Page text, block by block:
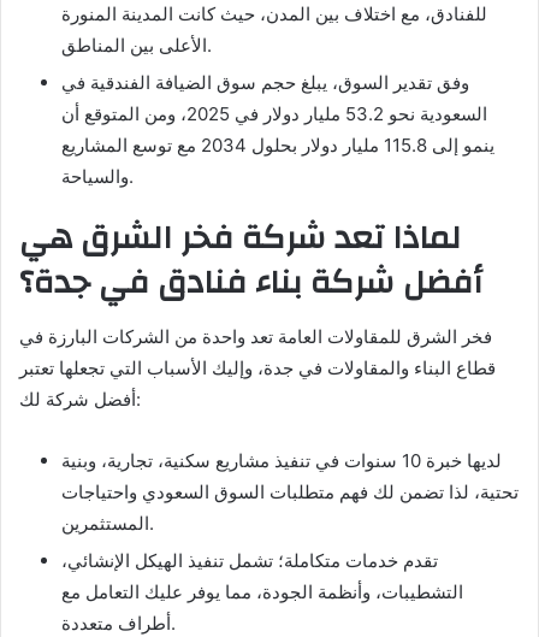
للفنادق، مع اختلاف بين المدن، حيث كانت المدينة المنورة
الأعلى بين المناطق.
وفق تقدير السوق، يبلغ حجم سوق الضيافة الفندقية في
السعودية نحو 53.2 مليار دولار في 2025، ومن المتوقع أن
ينمو إلى 115.8 مليار دولار بحلول 2034 مع توسع المشاريع
والسياحة.
لماذا تعد شركة فخر الشرق هي
أفضل شركة بناء فنادق في جدة؟
فخر الشرق للمقاولات العامة تعد واحدة من الشركات البارزة في
قطاع البناء والمقاولات في جدة، وإليك الأسباب التي تجعلها تعتبر
أفضل شركة لك:
لديها خبرة 10 سنوات في تنفيذ مشاريع سكنية، تجارية، وبنية
تحتية، لذا تضمن لك فهم متطلبات السوق السعودي واحتياجات
المستثمرين.
تقدم خدمات متكاملة؛ تشمل تنفيذ الهيكل الإنشائي،
التشطيبات، وأنظمة الجودة، مما يوفر عليك التعامل مع
أطراف متعددة.